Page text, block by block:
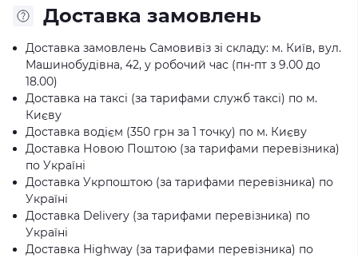
Доставка замовлень
Доставка замовлень Самовивіз зі складу: м. Київ, вул.
Машинобудівна, 42, у робочий час (пн-пт з 9.00 до
18.00)
Доставка на таксі (за тарифами служб таксі) по м.
Києву
Доставка водієм (350 грн за 1 точку) по м. Києву
Доставка Новою Поштою (за тарифами перевізника)
по Україні
Доставка Укрпоштою (за тарифами перевізника) по
Україні
Доставка Delivery (за тарифами перевізника) по
Україні
Доставка Highway (за тарифами перевізника) по